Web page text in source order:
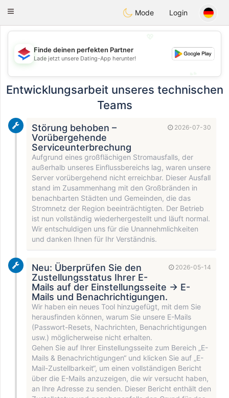
Nederland Chat
Toggle
Mode Login
💖
💕
Finde deinen perfekten Partner
Lade jetzt unsere Dating-App herunter!
Entwicklungsarbeit unseres technischen
Teams
2026-07-30
Störung behoben –
Vorübergehende
Serviceunterbrechung
Aufgrund eines großflächigen Stromausfalls, der
außerhalb unseres Einflussbereichs lag, waren unsere
Server vorübergehend nicht erreichbar. Dieser Ausfall
stand im Zusammenhang mit den Großbränden in
benachbarten Städten und Gemeinden, die das
Stromnetz der Region beeinträchtigten. Der Betrieb
ist nun vollständig wiederhergestellt und läuft normal.
Wir entschuldigen uns für die Unannehmlichkeiten
und danken Ihnen für Ihr Verständnis.
2026-05-14
Neu: Überprüfen Sie den
Zustellungsstatus Ihrer E-
Mails auf der Einstellungsseite → E-
Mails und Benachrichtigungen.
Wir haben ein neues Tool hinzugefügt, mit dem Sie
herausfinden können, warum Sie unsere E-Mails
(Passwort-Resets, Nachrichten, Benachrichtigungen
usw.) möglicherweise nicht erhalten.
Gehen Sie auf Ihrer Einstellungsseite zum Bereich „E-
Mails & Benachrichtigungen“ und klicken Sie auf „E-
Mail-Zustellbarkeit“, um einen vollständigen Bericht
über die E-Mails anzuzeigen, die wir versucht haben,
an Ihre Adresse zu senden. Dieser Bericht enthält den